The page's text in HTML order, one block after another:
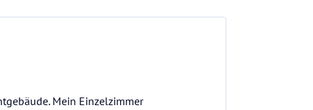
Mein Einzelzimmer